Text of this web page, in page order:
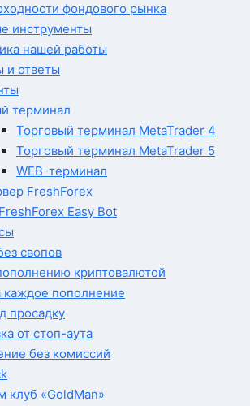
фондового рынка
инструменты
нашей работы
и ответы
терминал
Торговый терминал MetaTrader 4
Торговый терминал MetaTrader 5
WEB-терминал
FreshForex
Easy Bot
свопов
криптовалютой
каждое пополнение
просадку
от стоп-аута
без комиссий
клуб «GoldMan»